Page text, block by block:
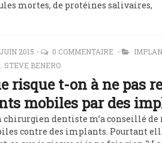
mortes, de protéines salivaires,
2015 0 COMMENTAIRE
STEVE BENERO
risque t-on à ne pas
mobiles par des
chirurgien dentiste m’a conseillé
contre des implants. Pourtant